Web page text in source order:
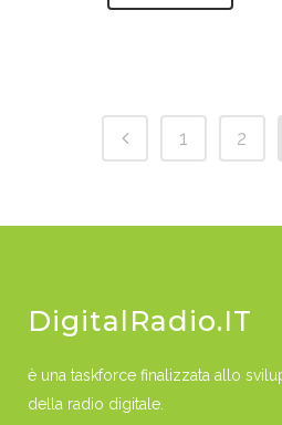
1 2
DigitalRadio.IT
è una taskforce finalizzata allo
della radio digitale.